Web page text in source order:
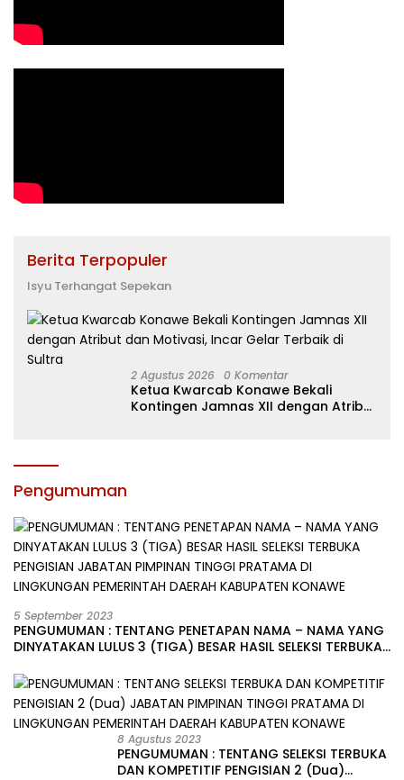
Berita Terpopuler
Isyu Terhangat Sepekan
2 Agustus 2026 0 Komentar
Ketua Kwarcab Konawe Bekali
Kontingen Jamnas XII dengan Atribut
Pengumuman
5 September 2023
PENGUMUMAN : TENTANG PENETAPAN NAMA – NAMA YANG
DINYATAKAN LULUS 3 (TIGA) BESAR HASIL SELEKSI TERBUKA
LINGKUNGAN PEMERINTAH DAERAH KABUPATEN KONAWE
8 Agustus 2023
PENGUMUMAN : TENTANG SELEKSI TERBUKA
DAN KOMPETITIF PENGISIAN 2 (Dua)